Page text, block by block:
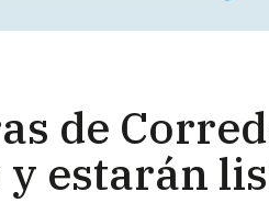
de
estarán